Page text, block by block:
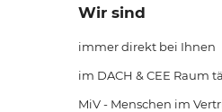
Wir sind
immer direkt bei Ihnen
im DACH & CEE Raum
MiV - Menschen im